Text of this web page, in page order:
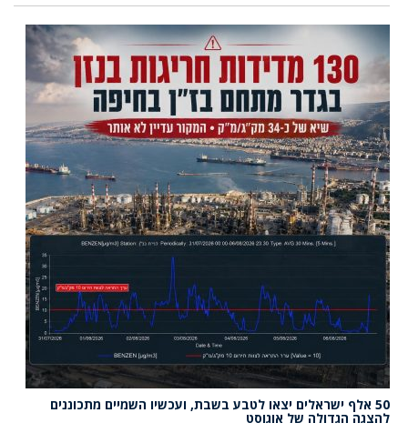
50 אלף ישראלים יצאו לטבע בשבת, ועכשיו השמיים מתכוננים
להצגה הגדולה של אוגוסט